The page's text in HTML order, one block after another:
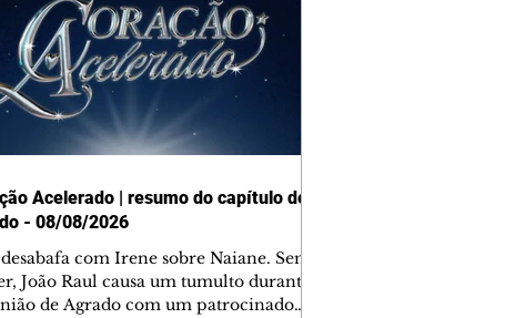
Acelerado | resumo do capítulo de
- 08/08/2026
com Irene sobre Naiane. Sem
João Raul causa um tumulto durante
de Agrado com um patrocinador.